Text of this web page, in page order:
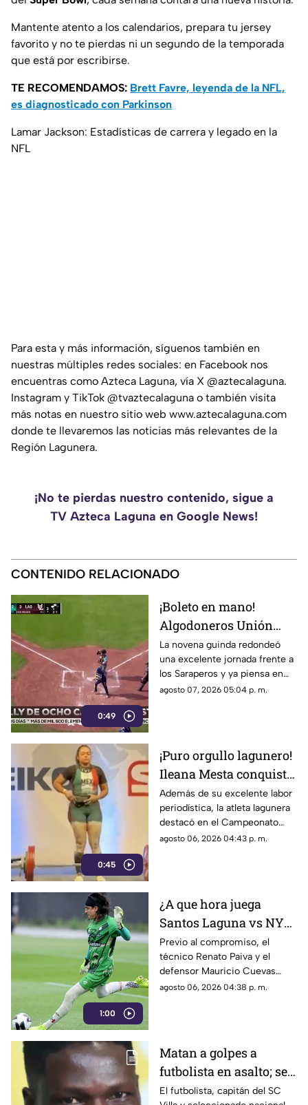
Mantente atento a los calendarios, prepara tu jersey
favorito y no te pierdas ni un segundo de la temporada
que está por escribirse.
TE RECOMENDAMOS: Brett Favre, leyenda de la NFL,
es diagnosticado con Parkinson
Lamar Jackson: Estadísticas de carrera y legado en la
NFL
Para esta y más información, síguenos también en
nuestras múltiples redes sociales: en Facebook nos
encuentras como Azteca Laguna, vía X @aztecalaguna.
Instagram y TikTok @tvaztecalaguna o también visita
más notas en nuestro sitio web www.aztecalaguna.com
donde te llevaremos las noticias más relevantes de la
Región Lagunera.
¡No te pierdas nuestro contenido, sigue a
TV Azteca Laguna en Google News!
CONTENIDO RELACIONADO
0:49
¡Boleto en mano!
Algodoneros Unión
Laguna amarra su pase
directo a los playoffs
La novena guinda redondeó
una excelente jornada frente a
los Saraperos y ya piensa en
los emocionantes duelos de la
agosto 07, 2026 05:04 p. m.
0:45
¡Puro orgullo lagunero!
Ileana Mesta conquista
cuatro medallas de
Powerlifting en Canadá
Además de su excelente labor
periodística, la atleta lagunera
destacó en el Campeonato
Regional de Norteamérica al
agosto 06, 2026 04:43 p. m.
1:00
¿A que hora juega
Santos Laguna vs NYC
en la Leagues Cup
2026?
Previo al compromiso, el
técnico Renato Paiva y el
defensor Mauricio Cuevas
compartieron sus sensaciones
agosto 06, 2026 04:38 p. m.
Matan a golpes a
futbolista en asalto; se
resistió a entregar su
El futbolista, capitán del SC